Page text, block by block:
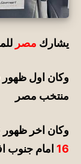
يشارك مصر
وكان اول ظهور
منتخب مصر
وكان اخر ظهور
16 امام جنوب